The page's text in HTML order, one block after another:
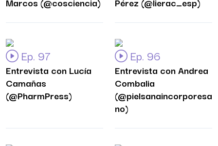
Ep. 97
Entrevista con Lucía
Camañas
(@PharmPress)
Ep. 96
Entrevista con Andrea
Combalia
(@pielsanaincorporesa
no)